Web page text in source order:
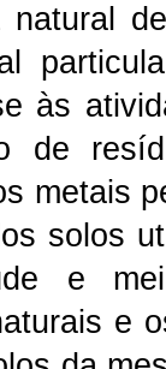
natural
às
de
metais
solos
e
e